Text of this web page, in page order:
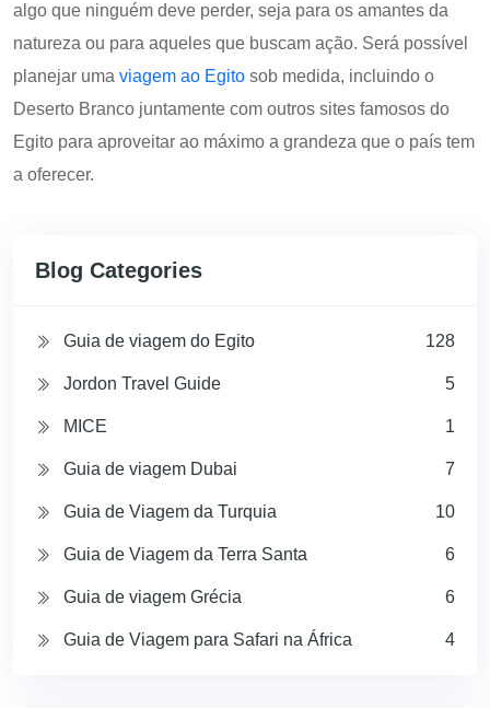
algo que ninguém deve perder, seja para os amantes da
natureza ou para aqueles que buscam ação. Será possível
planejar uma viagem ao Egito sob medida, incluindo o
Deserto Branco juntamente com outros sites famosos do
Egito para aproveitar ao máximo a grandeza que o país tem
a oferecer.
Blog Categories
Guia de viagem do Egito 128
Jordon Travel Guide 5
MICE 1
Guia de viagem Dubai 7
Guia de Viagem da Turquia 10
Guia de Viagem da Terra Santa 6
Guia de viagem Grécia 6
Guia de Viagem para Safari na África 4